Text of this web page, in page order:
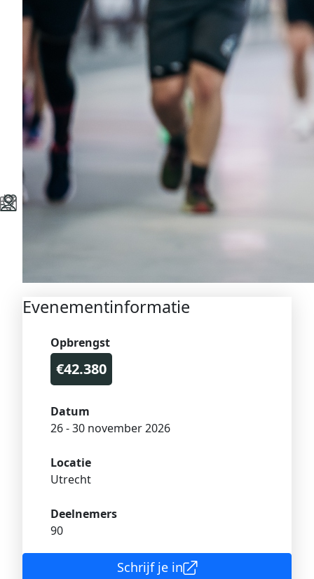
Evenementinformatie
Opbrengst
€42.380
Datum
26 - 30 november 2026
Locatie
Utrecht
Deelnemers
90
Schrijf je in